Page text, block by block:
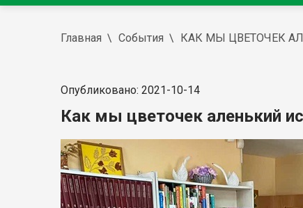
Главная События КАК МЫ ЦВЕТОЧЕК
Опубликовано: 2021-10-14
Как мы цветочек аленький